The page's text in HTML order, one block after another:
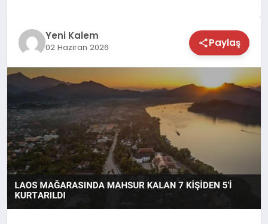
TEKNOLOJİ
MAGAZİN
EĞİTİM
Yeni Kalem
02 Haziran 2026 Paylaş